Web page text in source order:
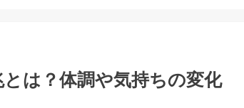
は？体調や気持ちの変化